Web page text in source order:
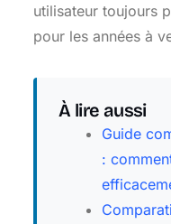
utilisateur toujours
pour les années à
À lire aussi
Guide
: